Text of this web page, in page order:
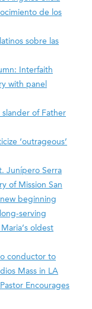
de los
sobre las
Interfaith
with panel
of Father
‘outrageous’
Junípero Serra
of Mission San
beginning
serving
oldest
conductor to
Mass in LA
Encourages